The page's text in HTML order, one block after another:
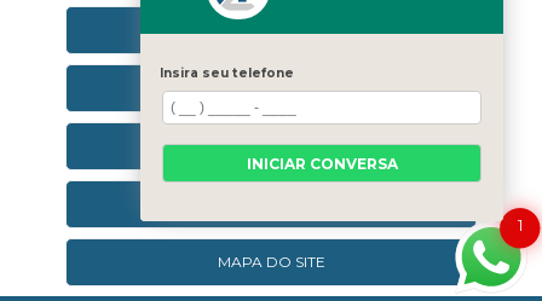
CONTATO
CATEGORIAS
MAPA DO SITE
1
Insira seu telefone
INICIAR CONVERSA